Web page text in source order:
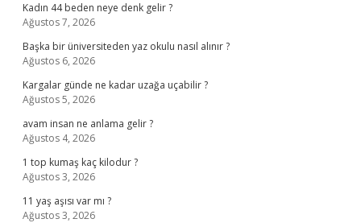
Kadın 44 beden neye denk gelir ?
Ağustos 7, 2026
Başka bir üniversiteden yaz okulu nasıl alınır ?
Ağustos 6, 2026
Kargalar günde ne kadar uzağa uçabilir ?
Ağustos 5, 2026
avam insan ne anlama gelir ?
Ağustos 4, 2026
1 top kumaş kaç kilodur ?
Ağustos 3, 2026
11 yaş aşısı var mı ?
Ağustos 3, 2026